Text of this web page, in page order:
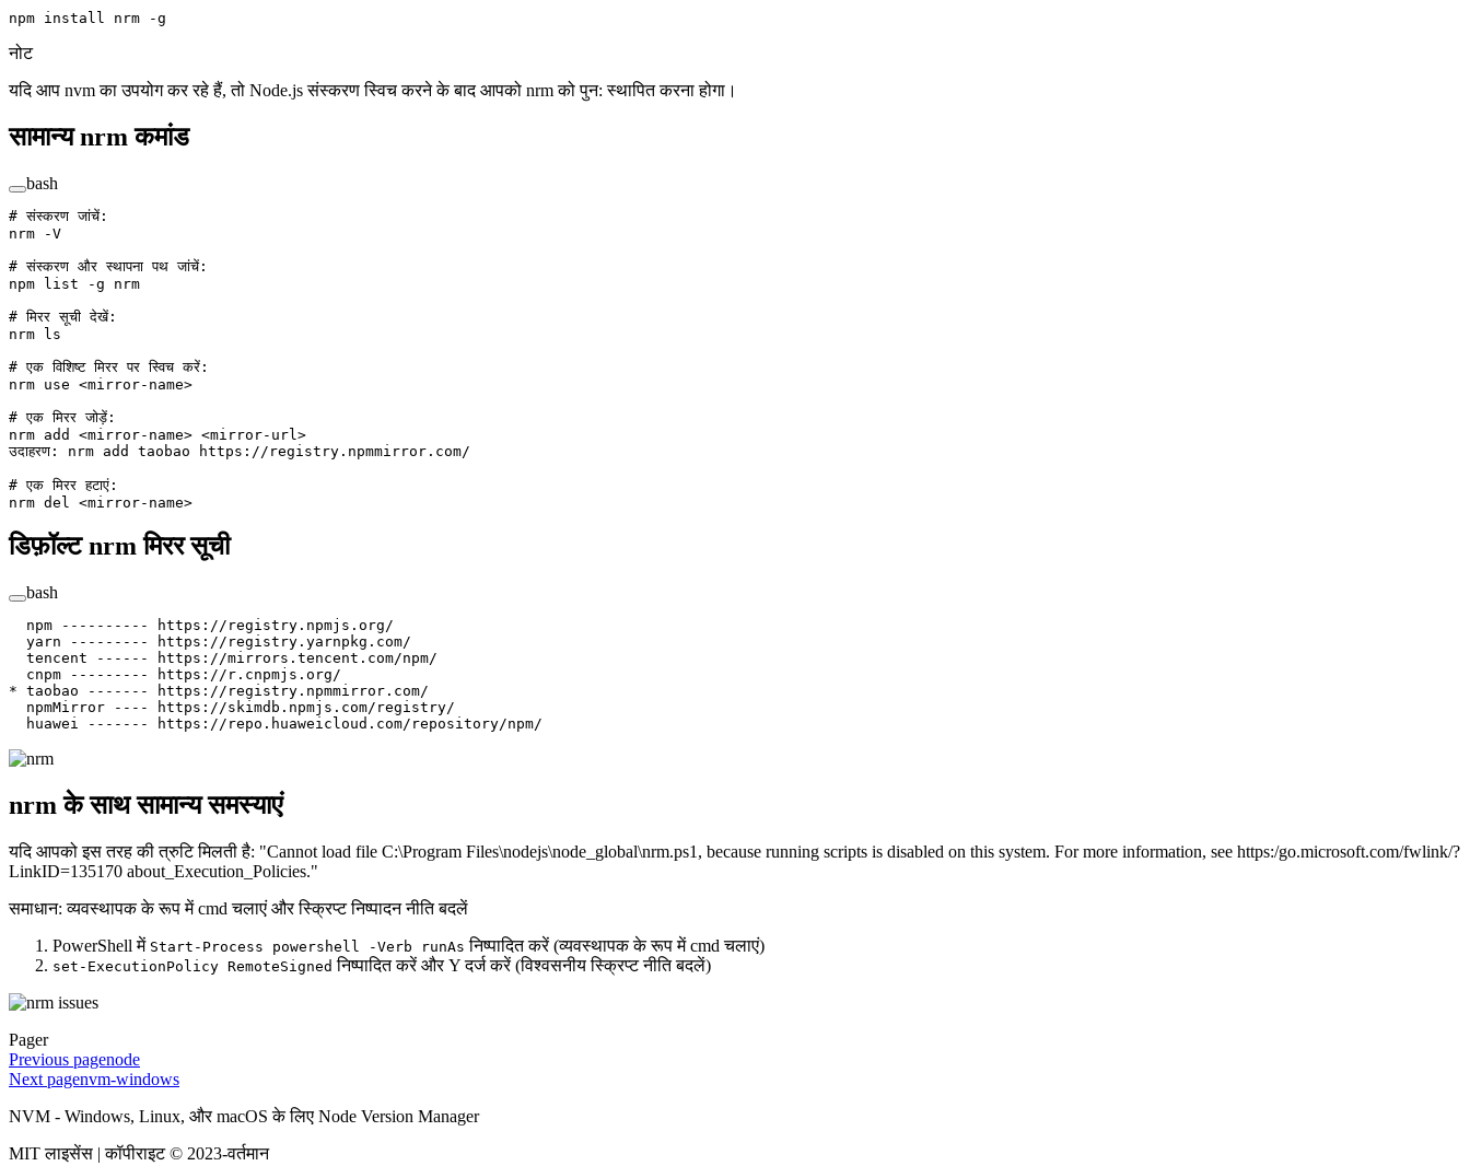
npm install nrm -g
नोट
यदि आप nvm का उपयोग कर रहे हैं, तो Node.js संस्करण स्विच करने के बाद आपको nrm को पुन: स्थापित करना होगा।
सामान्य nrm कमांड
bash
# संस्करण जांचें:
nrm -V
# संस्करण और स्थापना पथ जांचें:
npm list -g nrm
# मिरर सूची देखें:
nrm ls
# एक विशिष्ट मिरर पर स्विच करें:
nrm use <mirror-name>
# एक मिरर जोड़ें:
nrm add <mirror-name> <mirror-url >
उदाहरण:
nrm add taobao https://registry.npmmirror.com/
# एक मिरर हटाएं:
nrm del <mirror-name>
डिफ़ॉल्ट nrm मिरर सूची
bash
  npm
----------
https://registry.npmjs.org/
  yarn
---------
https://registry.yarnpkg.com/
  tencent
------
https://mirrors.tencent.com/npm/
  cnpm
---------
https://r.cnpmjs.org/
* taobao ------- https://registry.npmmirror.com/
  npmMirror
----
https://skimdb.npmjs.com/registry/
  huawei
------- https://repo.huaweicloud.com/repository/npm/
nrm के साथ सामान्य समस्याएं
यदि आपको इस तरह की त्रुटि मिलती है: "Cannot load file C:\Program Files\nodejs\node_global\nrm.ps1, because running scripts is disabled on this system. For more information, see https:/go.microsoft.com/fwlink/?
LinkID=135170 about_Execution_Policies."
समाधान: व्यवस्थापक के रूप में cmd चलाएं और स्क्रिप्ट निष्पादन नीति बदलें
PowerShell में Start-Process powershell -Verb runAs निष्पादित करें (व्यवस्थापक के रूप में cmd चलाएं)
set-ExecutionPolicy RemoteSigned निष्पादित करें और Y दर्ज करें (विश्वसनीय स्क्रिप्ट नीति बदलें)
Pager
Previous pagenode
Next pagenvm-windows
NVM - Windows, Linux, और macOS के लिए Node Version Manager
MIT लाइसेंस | कॉपीराइट © 2023-वर्तमान